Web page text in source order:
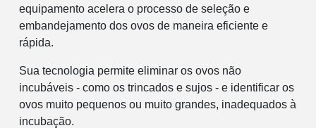
equipamento acelera o processo de seleção e
embandejamento dos ovos de maneira eficiente e
rápida.
Sua tecnologia permite eliminar os ovos não
incubáveis - como os trincados e sujos - e identificar os
ovos muito pequenos ou muito grandes, inadequados à
incubação.